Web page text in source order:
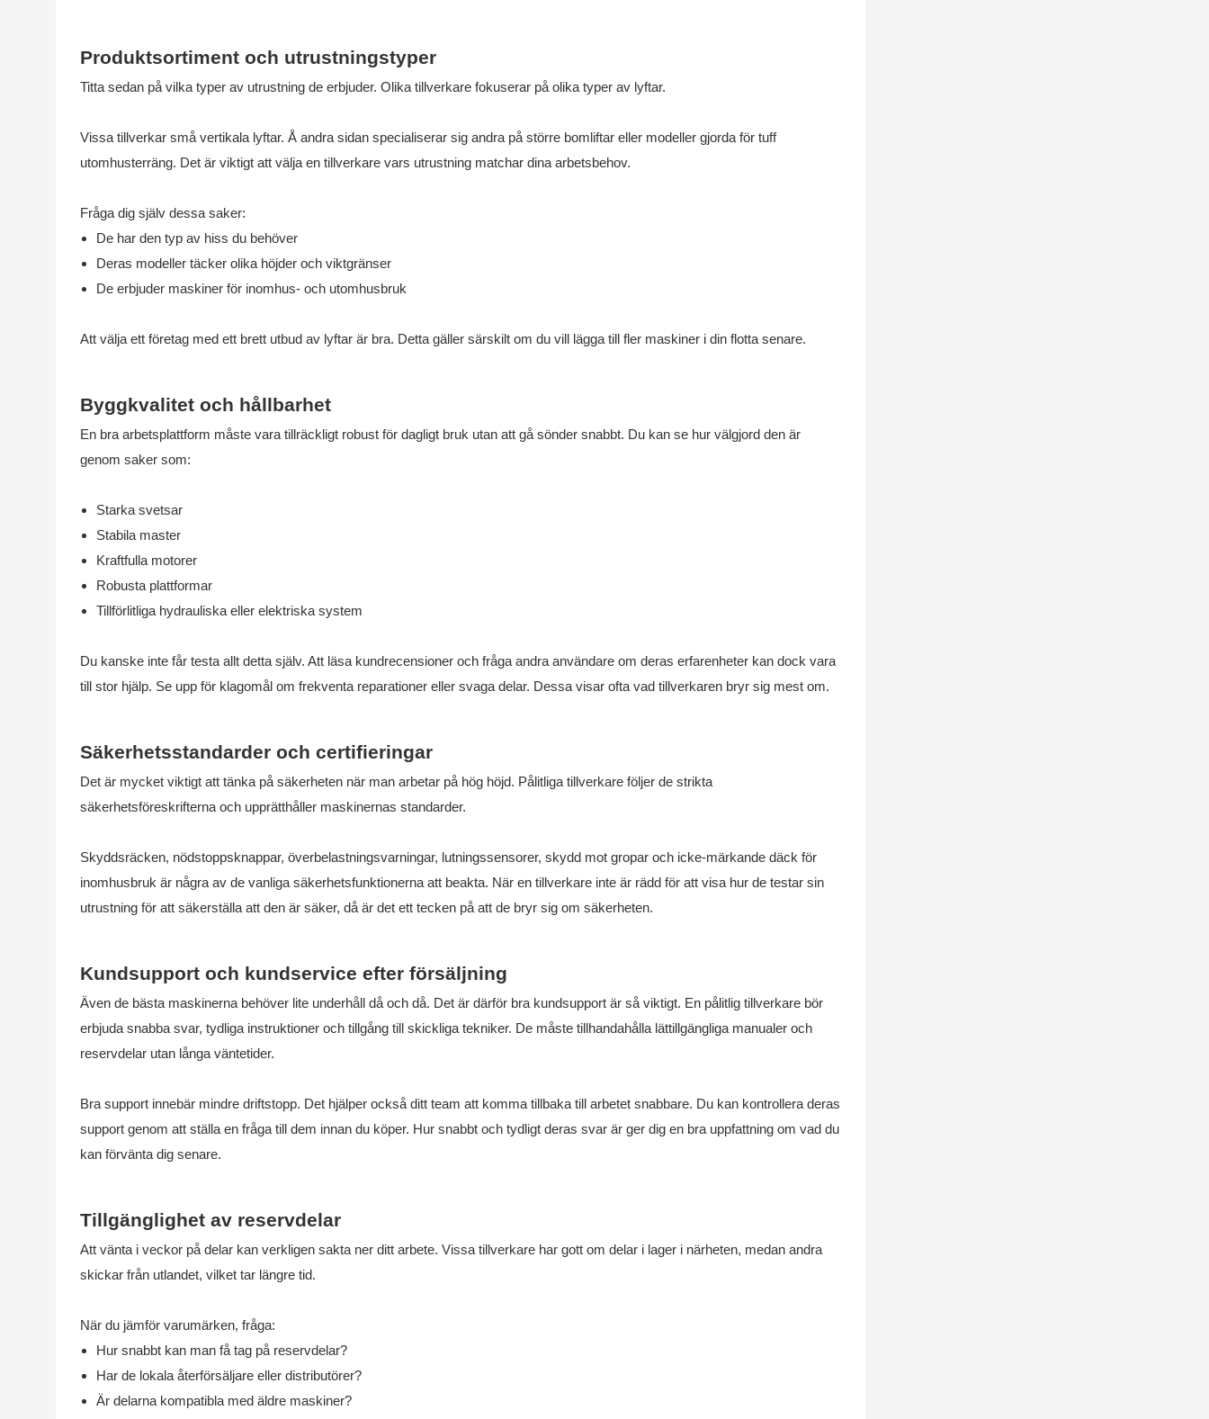
Produktsortiment och utrustningstyper
Titta sedan på vilka typer av utrustning de erbjuder. Olika tillverkare fokuserar på olika typer av lyftar.
Vissa tillverkar små vertikala lyftar. Å andra sidan specialiserar sig andra på större bomliftar eller modeller gjorda för tuff
utomhusterräng. Det är viktigt att välja en tillverkare vars utrustning matchar dina arbetsbehov.
Fråga dig själv dessa saker:
De har den typ av hiss du behöver
Deras modeller täcker olika höjder och viktgränser
De erbjuder maskiner för inomhus- och utomhusbruk
Att välja ett företag med ett brett utbud av lyftar är bra. Detta gäller särskilt om du vill lägga till fler maskiner i din flotta senare.
Byggkvalitet och hållbarhet
En bra arbetsplattform måste vara tillräckligt robust för dagligt bruk utan att gå sönder snabbt. Du kan se hur välgjord den är
genom saker som:
Starka svetsar
Stabila master
Kraftfulla motorer
Robusta plattformar
Tillförlitliga hydrauliska eller elektriska system
Du kanske inte får testa allt detta själv. Att läsa kundrecensioner och fråga andra användare om deras erfarenheter kan dock vara
till stor hjälp. Se upp för klagomål om frekventa reparationer eller svaga delar. Dessa visar ofta vad tillverkaren bryr sig mest om.
Säkerhetsstandarder och certifieringar
Det är mycket viktigt att tänka på säkerheten när man arbetar på hög höjd. Pålitliga tillverkare följer de strikta
säkerhetsföreskrifterna och upprätthåller maskinernas standarder.
Skyddsräcken, nödstoppsknappar, överbelastningsvarningar, lutningssensorer, skydd mot gropar och icke-märkande däck för
inomhusbruk är några av de vanliga säkerhetsfunktionerna att beakta. När en tillverkare inte är rädd för att visa hur de testar sin
utrustning för att säkerställa att den är säker, då är det ett tecken på att de bryr sig om säkerheten.
Kundsupport och kundservice efter försäljning
Även de bästa maskinerna behöver lite underhåll då och då. Det är därför bra kundsupport är så viktigt. En pålitlig tillverkare bör
erbjuda snabba svar, tydliga instruktioner och tillgång till skickliga tekniker. De måste tillhandahålla lättillgängliga manualer och
reservdelar utan långa väntetider.
Bra support innebär mindre driftstopp. Det hjälper också ditt team att komma tillbaka till arbetet snabbare. Du kan kontrollera deras
support genom att ställa en fråga till dem innan du köper. Hur snabbt och tydligt deras svar är ger dig en bra uppfattning om vad du
kan förvänta dig senare.
Tillgänglighet av reservdelar
Att vänta i veckor på delar kan verkligen sakta ner ditt arbete. Vissa tillverkare har gott om delar i lager i närheten, medan andra
skickar från utlandet, vilket tar längre tid.
När du jämför varumärken, fråga:
Hur snabbt kan man få tag på reservdelar?
Har de lokala återförsäljare eller distributörer?
Är delarna kompatibla med äldre maskiner?